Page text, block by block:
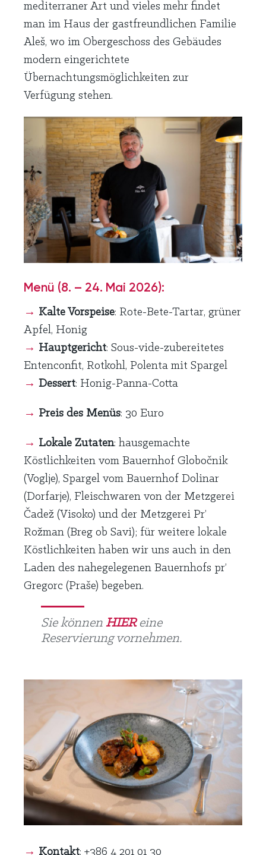
mediterraner Art und vieles mehr findet
man im Haus der gastfreundlichen Familie
Aleš, wo im Obergeschoss des Gebäudes
modern eingerichtete
Übernachtungsmöglichkeiten zur
Verfügung stehen.
Menü (8. – 24. Mai 2026):
→ Kalte Vorspeise: Rote-Bete-Tartar, grüner
Apfel, Honig
→ Hauptgericht: Sous-vide-zubereitetes
Entenconfit, Rotkohl, Polenta mit Spargel
→ Dessert: Honig-Panna-Cotta
→ Preis des Menüs: 30 Euro
→ Lokale Zutaten: hausgemachte
Köstlichkeiten vom Bauernhof Globočnik
(Voglje), Spargel vom Bauernhof Dolinar
(Dorfarje), Fleischwaren von der Metzgerei
Čadež (Visoko) und der Metzgerei Pr’
Rožman (Breg ob Savi); für weitere lokale
Köstlichkeiten haben wir uns auch in den
Laden des nahegelegenen Bauernhofs pr’
Gregorc (Praše) begeben.
Sie könnenHIEReine
Reservierung vornehmen.
→ Kontakt: +386 4 201 01 30